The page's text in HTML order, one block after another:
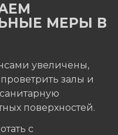
МЕРЫ В
увеличены,
залы и
поверхностей.
с